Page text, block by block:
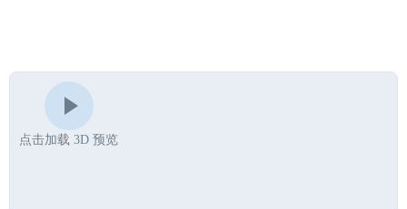
点击加载 3D 预览